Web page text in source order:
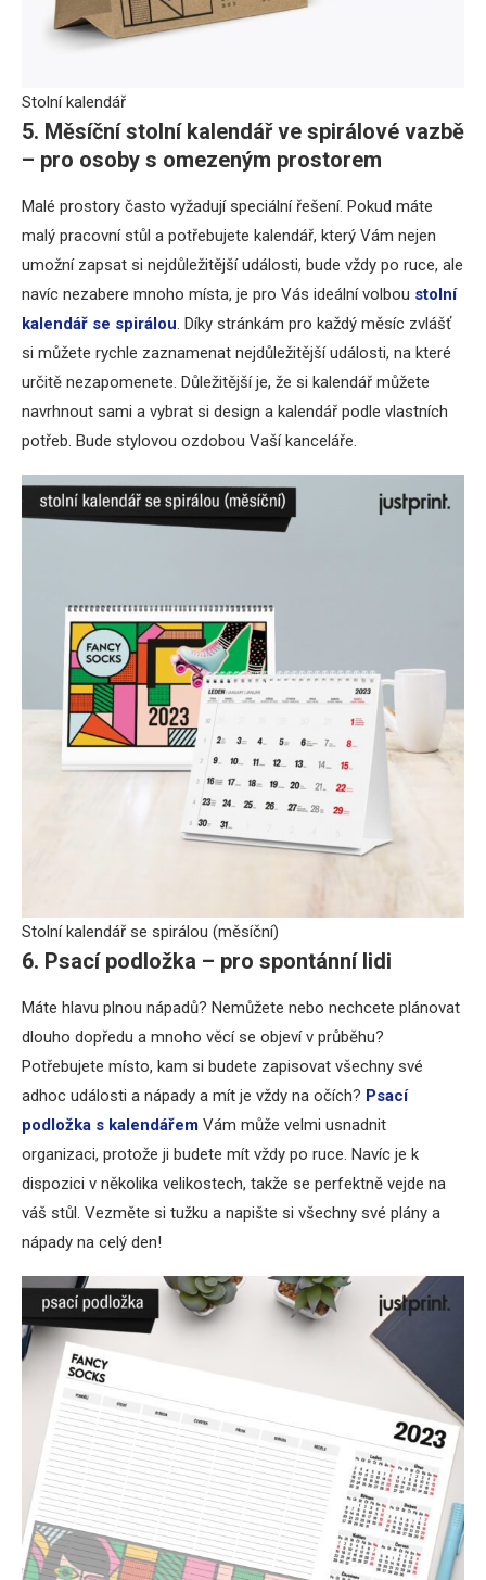
Stolní kalendář
5. Měsíční stolní kalendář ve spirálové vazbě
– pro osoby s omezeným prostorem
Malé prostory často vyžadují speciální řešení. Pokud máte
malý pracovní stůl a potřebujete kalendář, který Vám nejen
umožní zapsat si nejdůležitější události, bude vždy po ruce, ale
navíc nezabere mnoho místa, je pro Vás ideální volbou stolní
kalendář se spirálou. Díky stránkám pro každý měsíc zvlášť
si můžete rychle zaznamenat nejdůležitější události, na které
určitě nezapomenete. Důležitější je, že si kalendář můžete
navrhnout sami a vybrat si design a kalendář podle vlastních
potřeb. Bude stylovou ozdobou Vaší kanceláře.
Stolní kalendář se spirálou (měsíční)
6. Psací podložka – pro spontánní lidi
Máte hlavu plnou nápadů? Nemůžete nebo nechcete plánovat
dlouho dopředu a mnoho věcí se objeví v průběhu?
Potřebujete místo, kam si budete zapisovat všechny své
adhoc události a nápady a mít je vždy na očích? Psací
podložka s kalendářem Vám může velmi usnadnit
organizaci, protože ji budete mít vždy po ruce. Navíc je k
dispozici v několika velikostech, takže se perfektně vejde na
váš stůl. Vezměte si tužku a napište si všechny své plány a
nápady na celý den!